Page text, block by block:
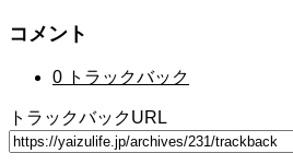
コメント
0 トラックバック
トラックバックURL